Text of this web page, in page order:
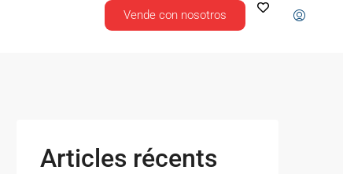
Vende con nosotros
Articles récents